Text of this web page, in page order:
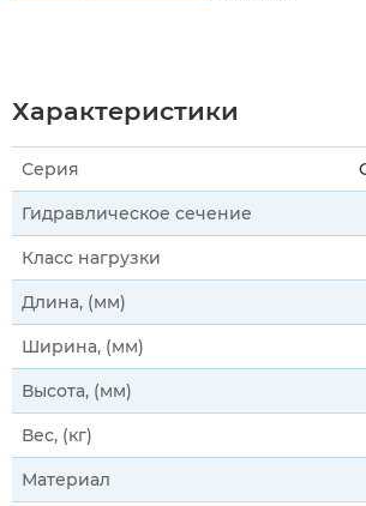
Характеристики
Серия
Гидравлическое сечение
Класс нагрузки
Длина, (мм)
Ширина, (мм)
Высота, (мм)
Вес, (кг)
Материал